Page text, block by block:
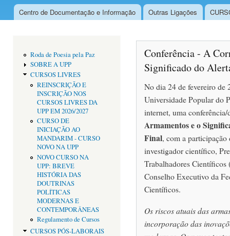
Menu principal
Centro de Documentação e Informação Outras Ligações
Roda de Poesia pela Paz
SOBRE A UPP
CURSOS LIVRES
REINSCRIÇÃO E
INSCRIÇÃO NOS
CURSOS LIVRES DA
UPP EM 2026/2027
CURSO DE
INICIAÇÃO AO
MANDARIM - CURSO
NOVO NA UPP
NOVO CURSO NA
UPP: BREVE
HISTÓRIA DAS
DOUTRINAS
POLÍTICAS
MODERNAS E
CONTEMPORÂNEAS
Regulamento de Cursos
CURSOS PÓS-LABORAIS
Conferência - A
Significado do
No dia 24 de fevereiro de
Universidade Popular do
internet, uma
Armamentos e o
Final, com a
investigador científico,
Trabalhadores Científicos
Conselho Executivo da
Científicos.
Os riscos atuais das
incorporação das